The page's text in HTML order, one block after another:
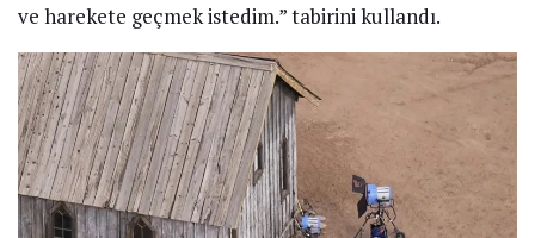
ve harekete geçmek istedim.” tabirini kullandı.